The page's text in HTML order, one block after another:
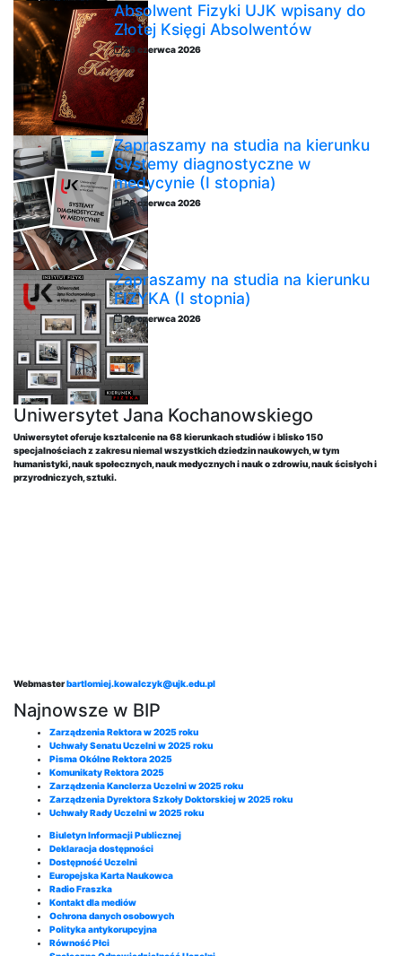
Absolwent Fizyki UJK wpisany do
Złotej Księgi Absolwentów
26 czerwca 2026
Zapraszamy na studia na kierunku
Systemy diagnostyczne w
medycynie (I stopnia)
26 czerwca 2026
Zapraszamy na studia na kierunku
FIZYKA (I stopnia)
26 czerwca 2026
Uniwersytet Jana Kochanowskiego
Uniwersytet oferuje ksztalcenie na 68 kierunkach studiów i blisko 150
specjalnościach z zakresu niemal wszystkich dziedzin naukowych, w tym
humanistyki, nauk społecznych, nauk medycznych i nauk o zdrowiu, nauk ścisłych i
przyrodniczych, sztuki.
Webmasterbartlomiej.kowalczyk@ujk.edu.pl
Najnowsze w BIP
Zarządzenia Rektora w 2025 roku
Uchwały Senatu Uczelni w 2025 roku
Pisma Okólne Rektora 2025
Komunikaty Rektora 2025
Zarządzenia Kanclerza Uczelni w 2025 roku
Zarządzenia Dyrektora Szkoły Doktorskiej w 2025 roku
Uchwały Rady Uczelni w 2025 roku
Biuletyn Informacji Publicznej
Deklaracja dostępności
Dostępność Uczelni
Europejska Karta Naukowca
Radio Fraszka
Kontakt dla mediów
Ochrona danych osobowych
Polityka antykorupcyjna
Równość Płci